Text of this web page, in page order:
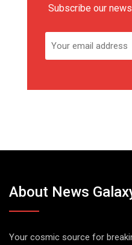
Subscribe our
About News
Your cosmic source for